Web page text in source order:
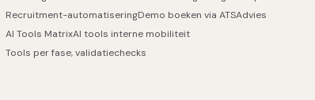
Recruitment-automatiseringDemo boeken via ATSAdvies
AI Tools MatrixAI tools interne mobiliteit
Tools per fase, validatiechecks